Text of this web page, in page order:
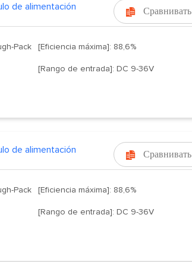
 Сравнивать
de alimentación
Pack [Eficiencia máxima]: 88,6%
[Rango de entrada]: DC 9-36V
 Сравнивать
de alimentación
Pack [Eficiencia máxima]: 88,6%
[Rango de entrada]: DC 9-36V